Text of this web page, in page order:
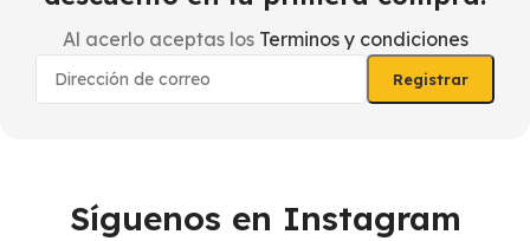
Al acerlo aceptas los Terminos y condiciones
Síguenos en Instagram